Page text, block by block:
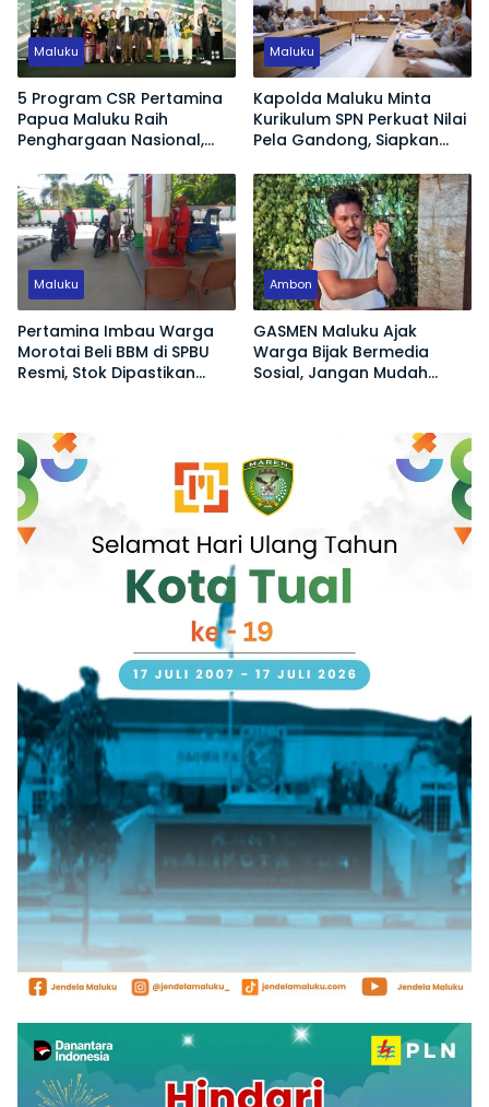
Maluku
5 Program CSR Pertamina
Papua Maluku Raih
Penghargaan Nasional,
Ekonomi hingga Konservasi
Lingkungan
Maluku
Kapolda Maluku Minta
Kurikulum SPN Perkuat Nilai
Pela Gandong, Siapkan
Tantangan Zaman
Maluku
Pertamina Imbau Warga
Morotai Beli BBM di SPBU
Resmi, Stok Dipastikan
Ambon
GASMEN Maluku Ajak
Warga Bijak Bermedia
Sosial, Jangan Mudah